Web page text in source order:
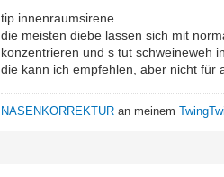
tip innenraumsirene.
die meisten diebe lassen sich mit
konzentrieren und s tut schweineweh
die kann ich empfehlen, aber nicht für
NASENKORREKTUR an meinem